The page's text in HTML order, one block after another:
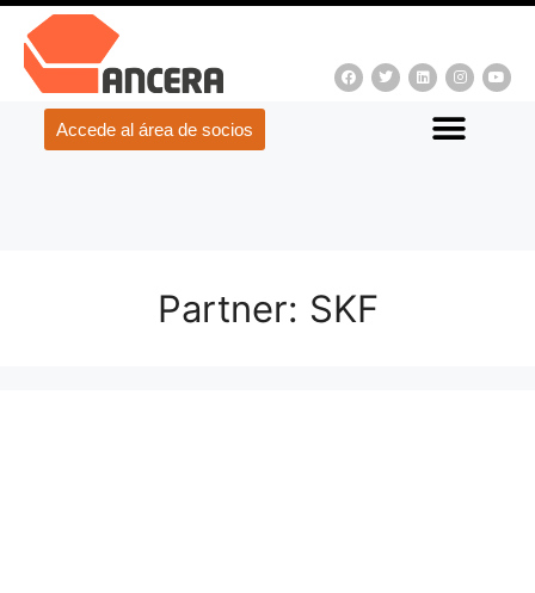
Accede al área de socios
Partner: SKF